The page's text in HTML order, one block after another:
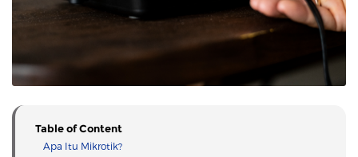
Table of Content
Apa Itu Mikrotik?